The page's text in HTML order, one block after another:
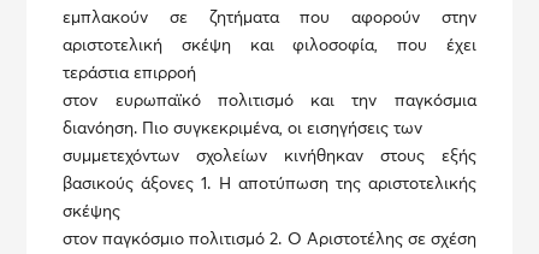
εμπλακούν σε ζητήματα που αφορούν στην
αριστοτελική σκέψη και φιλοσοφία, που έχει
τεράστια επιρροή
στον ευρωπαϊκό πολιτισμό και την παγκόσμια
διανόηση. Πιο συγκεκριμένα, οι εισηγήσεις των
συμμετεχόντων σχολείων κινήθηκαν στους εξής
βασικούς άξονες 1. Η αποτύπωση της αριστοτελικής
σκέψης
στον παγκόσμιο πολιτισμό 2. Ο Αριστοτέλης σε σχέση